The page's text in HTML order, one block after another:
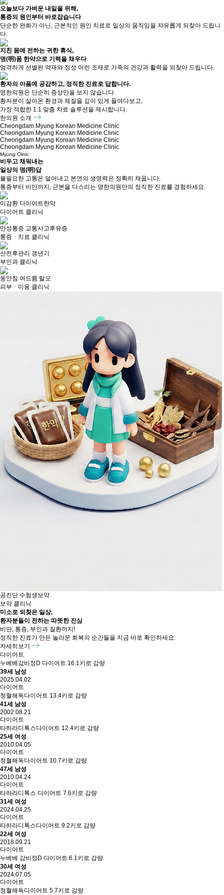
오늘보다 가벼운 내일을 위해,
통증의 원인부터 바로잡습니다
단순한 완화가 아닌, 근본적인 원인 치료로 일상의 움직임을 자유롭게 되찾아 드립니
다.
지친 몸에 전하는 귀한 휴식,
명(明)품 한약으로 기력을 채우다
엄격하게 선별된 약재와 정성 어린 조제로 가족의 건강과 활력을 되찾아 드립니다.
환자의 아픔에 공감하고, 정직한 진료로 답합니다.
명한의원은 단순히 증상만을 보지 않습니다.
환자분이 살아온 환경과 체질을 깊이 있게 들여다보고,
가장 적합한 1:1 맞춤 치료 솔루션을 제시합니다.
한의원 소개
Cheongdam Myung Korean Medicine Clinic
Cheongdam Myung Korean Medicine Clinic
Cheongdam Myung Korean Medicine Clinic
Cheongdam Myung Korean Medicine Clinic
Myung Clinic
비우고 채워내는
일상의 명(明)답
불필요한 고통은 덜어내고 본연의 생명력은 정확히 채웁니다.
통증부터 비만까지, 근본을 다스리는 명한의원만의 정직한 진료를 경험하세요.
미감환 다이어트한약
다이어트 클리닉
만성통증 교통사고후유증
통증ㆍ치료 클리닉
산전후관리 갱년기
부인과 클리닉
동안침 여드름 탈모
피부ㆍ미용 클리닉
공진단 수험생보약
보약 클리닉
미소로 되찾은 일상,
환자분들이 전하는 따뜻한 진심
비만, 통증, 부인과 질환까지!
정직한 진료가 만든 놀라운 회복의 순간들을 지금 바로 확인하세요.
자세히보기
다이어트
누베베감비정D 다이어트 16.1키로 감량
39세 남성
2025.04.02
다이어트
청혈해독다이어트 13.4키로 감량
41세 남성
2002.08.21
다이어트
타하라디톡스다이어트 12.4키로 감량
25세 여성
2010.04.05
다이어트
청혈해독다이어트 10.7키로 감량
47세 남성
2010.04.24
다이어트
타하라디톡스 다이어트 7.6키로 감량
31세 여성
2024.04.25
다이어트
타하라디톡스다이어트 9.2키로 감량
22세 여성
2018.09.21
다이어트
누베베 감비정D 다이어트 6.1키로 감량
30세 여성
2024.07.05
다이어트
청혈해독다이어트 5.7키로 감량